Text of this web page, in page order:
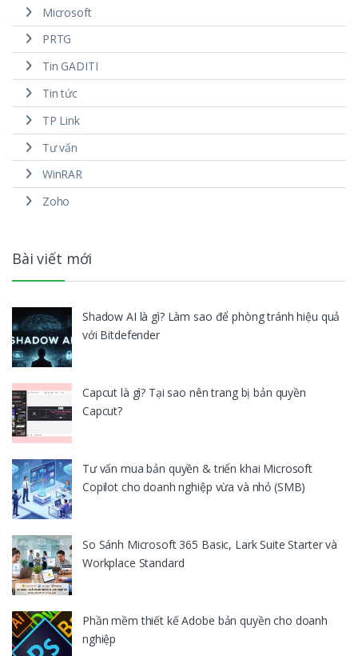
Microsoft
PRTG
Tin GADITI
Tin tức
TP Link
Tư vấn
WinRAR
Zoho
Bài viết mới
Shadow AI là gì? Làm sao để phòng tránh hiệu quả
với Bitdefender
Capcut là gì? Tại sao nên trang bị bản quyền
Capcut?
Tư vấn mua bản quyền & triển khai Microsoft
Copilot cho doanh nghiệp vừa và nhỏ (SMB)
So Sánh Microsoft 365 Basic, Lark Suite Starter và
Workplace Standard
Phần mềm thiết kế Adobe bản quyền cho doanh
nghiệp